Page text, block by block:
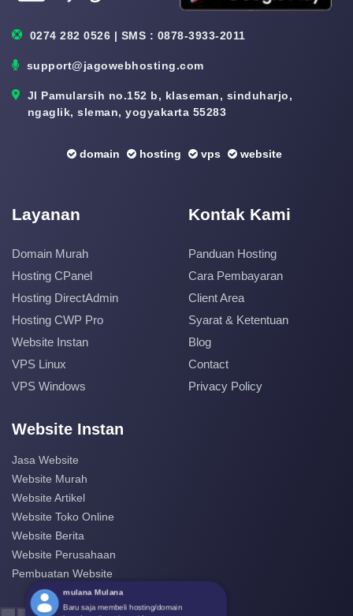
0274 282 0526 | SMS : 0878-3933-2011
support@jagowebhosting.com
Jl Pamularsih no.152 b, klaseman, sinduharjo,
ngaglik, sleman, yogyakarta 55283
domain hosting vps website
Layanan
Domain Murah
Hosting CPanel
Hosting DirectAdmin
Hosting CWP Pro
Website Instan
VPS Linux
VPS Windows
Kontak Kami
Panduan Hosting
Cara Pembayaran
Client Area
Syarat & Ketentuan
Blog
Contact
Privacy Policy
Website Instan
Jasa Website
Website Murah
Website Artikel
Website Toko Online
Website Berita
Website Perusahaan
Pembuatan Website
mulana Mulana
Baru saja membeli hosting/domain